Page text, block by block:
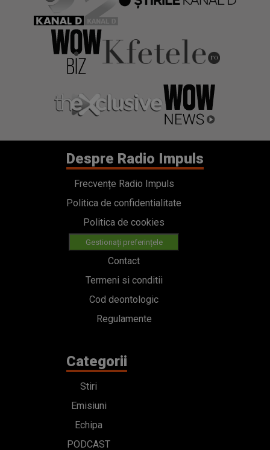
Despre Radio Impuls
Frecvențe Radio Impuls
Politica de confidentialitate
Politica de cookies
Gestionați preferințele
Contact
Termeni si conditii
Cod deontologic
Regulamente
Categorii
Stiri
Emisiuni
Echipa
PODCAST